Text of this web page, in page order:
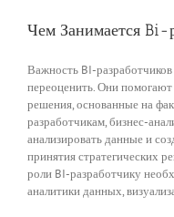
Чем Занимается Bi-
Важность BI-
переоценить. Они
решения, основанные на
разработчикам, бизнес-
анализировать данные и
принятия стратегических
роли BI-разработчику
аналитики данных,